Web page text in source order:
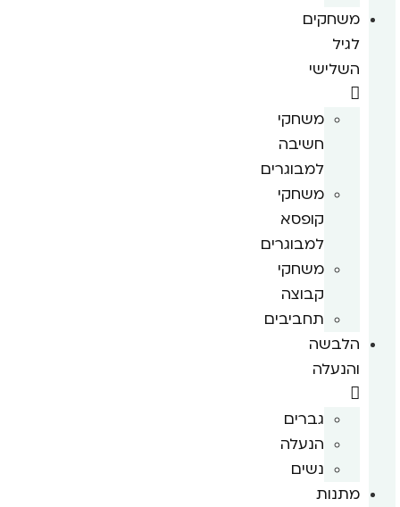
משחקים
לגיל
השלישי
משחקי
חשיבה
למבוגרים
משחקי
קופסא
למבוגרים
משחקי
קבוצה
תחביבים
הלבשה
והנעלה
גברים
הנעלה
נשים
מתנות